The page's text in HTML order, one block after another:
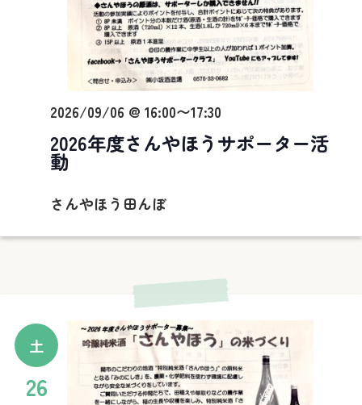
2026/09/06 @ 16:00〜17:30
2026年度さんやほうサポーター活
動
さんやほう田んぼ
土
26